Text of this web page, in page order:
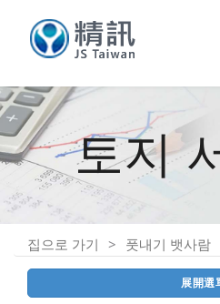
토지
집으로 가기 풋내기 뱃사람
展開選